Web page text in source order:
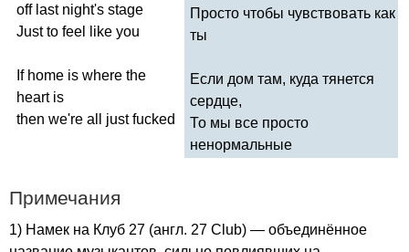
off last night's stage
Just to feel like you
If home is where the
heart is
then we're all just fucked
Просто чтобы чувствовать как
ты
Если дом там, куда тянется
сердце,
То мы все просто
ненормальные
Примечания
1) Намек на Клуб 27 (англ. 27 Club) — объединённое